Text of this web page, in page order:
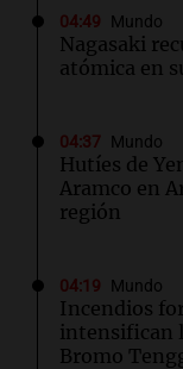
04:49 Mundo
Nagasaki
atómica en
04:37 Mundo
Hutíes de
Aramco en
región
04:19 Mundo
Incendios
intensifican
Bromo